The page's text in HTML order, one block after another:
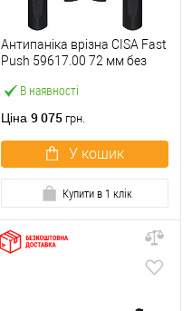
В наявності
Антипаніка врізна CISA Fast
Push 59617.00 72 мм без
Ціна 9 075 грн.
У кошик
Купити в 1 клік